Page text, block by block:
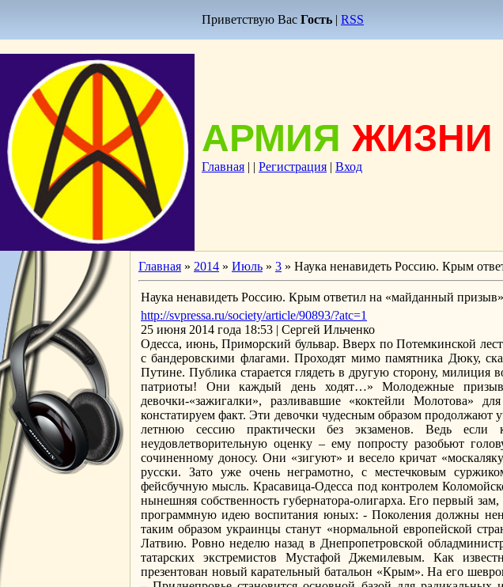
Приветствую Вас Гость | RSS
АРМИЯ ЖИЗНИ
Главная | | Регистрация | Вход
Главная » 2014 » Июль » 3 » Наука ненавидеть Россию. Крым
Наука ненавидеть Россию. Крым ответил на «майданный
http://svpressa.ru/society/article/90893/?atc=1
25 июня 2014 года 18:53 | Сергей Ильченко
Одесса, июнь, Приморский бульвар. Вверх по Потемкинской
с бандеровскими флагами. Проходят мимо памятника Дюку,
Путине. Публика старается глядеть в другую сторону,
патриоты! Они каждый день ходят…» Молодежные
девочки-«зажигалки», разливавшие «коктейли
констатируем факт. Эти девочки чудесным образом продолжают
летнюю сессию практически без экзаменов. Ведь если
неудовлетворительную оценку – ему попросту разобьют
сочиненному доносу. Они «зигуют» и весело кричат
русски. Зато уже очень неграмотно, с местечковым
фейсбучную мысль. Красавица-Одесса под контролем
нынешняя собственность губернатора-олигарха. Его первый
программную идею воспитания юных: - Поколения должны
таким образом украинцы станут «нормальной европейской
Латвию. Ровно неделю назад в Днепропетровской
татарских экстремистов Мустафой Джемилевым. Как
презентован новый карательный батальон «Крым». На его